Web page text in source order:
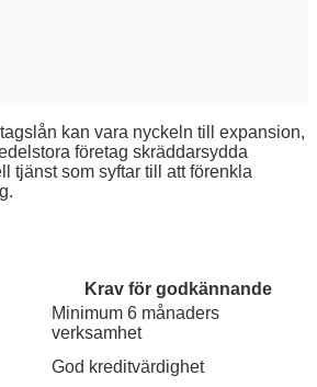
kan vara nyckeln till expansion,
företag skräddarsydda
tjänst som syftar till att förenkla
Krav för godkännande
Minimum 6 månaders
verksamhet
God kreditvärdighet